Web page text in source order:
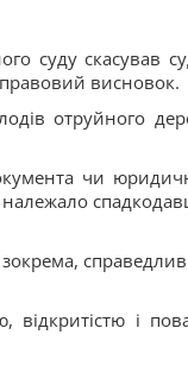
суду скасував
висновок.
отруйного
чи
відкритістю і